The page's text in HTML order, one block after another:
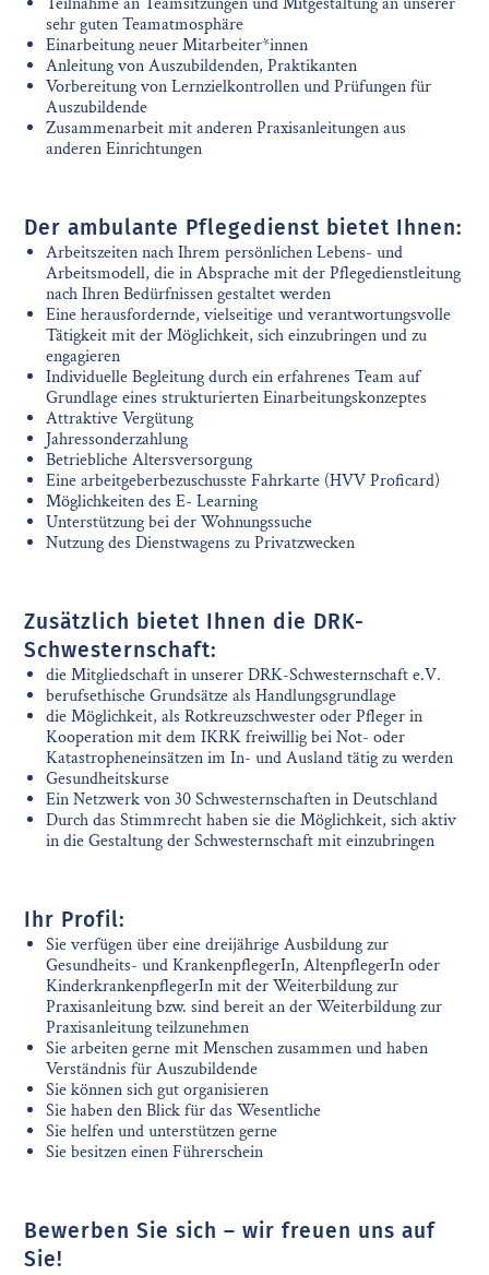
sehr guten Teamatmosphäre
Einarbeitung neuer Mitarbeiter*innen
Anleitung von Auszubildenden, Praktikanten
Vorbereitung von Lernzielkontrollen und Prüfungen für
Auszubildende
Zusammenarbeit mit anderen Praxisanleitungen aus
anderen Einrichtungen
Der ambulante Pflegedienst bietet Ihnen:
Arbeitszeiten nach Ihrem persönlichen Lebens- und
Arbeitsmodell, die in Absprache mit der Pflegedienstleitung
nach Ihren Bedürfnissen gestaltet werden
Eine herausfordernde, vielseitige und verantwortungsvolle
Tätigkeit mit der Möglichkeit, sich einzubringen und zu
engagieren
Individuelle Begleitung durch ein erfahrenes Team auf
Grundlage eines strukturierten Einarbeitungskonzeptes
Attraktive Vergütung
Jahressonderzahlung
Betriebliche Altersversorgung
Eine arbeitgeberbezuschusste Fahrkarte (HVV Proficard)
Möglichkeiten des E- Learning
Unterstützung bei der Wohnungssuche
Nutzung des Dienstwagens zu Privatzwecken
Zusätzlich bietet Ihnen die DRK-
Schwesternschaft:
die Mitgliedschaft in unserer DRK-Schwesternschaft e.V.
berufsethische Grundsätze als Handlungsgrundlage
die Möglichkeit, als Rotkreuzschwester oder Pfleger in
Kooperation mit dem IKRK freiwillig bei Not- oder
Katastropheneinsätzen im In- und Ausland tätig zu werden
Gesundheitskurse
Ein Netzwerk von 30 Schwesternschaften in Deutschland
Durch das Stimmrecht haben sie die Möglichkeit, sich aktiv
in die Gestaltung der Schwesternschaft mit einzubringen
Ihr Profil:
Sie verfügen über eine dreijährige Ausbildung zur
Gesundheits- und KrankenpflegerIn, AltenpflegerIn oder
KinderkrankenpflegerIn mit der Weiterbildung zur
Praxisanleitung bzw. sind bereit an der Weiterbildung zur
Praxisanleitung teilzunehmen
Sie arbeiten gerne mit Menschen zusammen und haben
Verständnis für Auszubildende
Sie können sich gut organisieren
Sie haben den Blick für das Wesentliche
Sie helfen und unterstützen gerne
Sie besitzen einen Führerschein
Bewerben Sie sich – wir freuen uns auf
Sie!